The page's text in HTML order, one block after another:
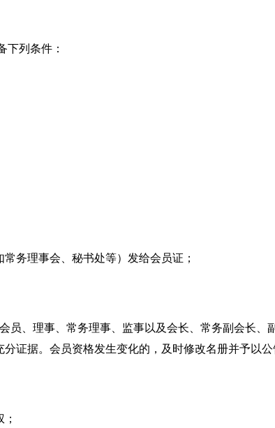
下列条件：
务理事会、秘书处等）发给会员证；
员、理事、常务理事、监事以及会长、常务副会长、
证据。会员资格发生变化的，及时修改名册并予以公